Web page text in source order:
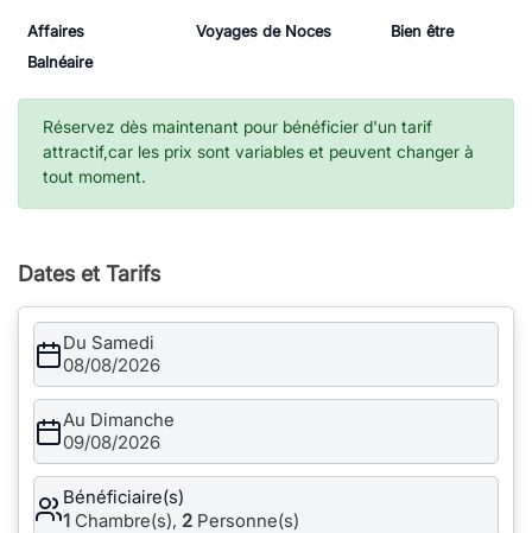
Affaires Voyages de Noces
Bien être
Balnéaire
Réservez dès maintenant pour bénéficier d'un tarif
attractif,car les prix sont variables et peuvent changer à
tout moment.
Dates et Tarifs
Du Samedi
08/08/2026
Au Dimanche
09/08/2026
Bénéficiaire(s)
1 Chambre(s), 2 Personne(s)